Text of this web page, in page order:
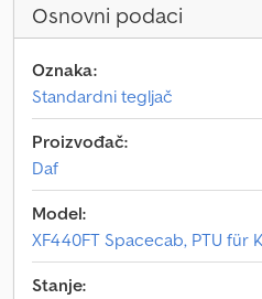
Osnovni podaci
Oznaka:
Standardni tegljač
Proizvođač:
Daf
Model:
XF440FT Spacecab, PTU für
Stanje: